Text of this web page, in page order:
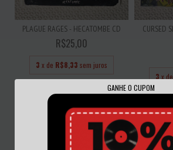
GANHE O CUPOM
PLAGUE RAGES - HECATOMBE CD
R$25,00
3 x de R$8,33 sem juros
CURSED
3 x de